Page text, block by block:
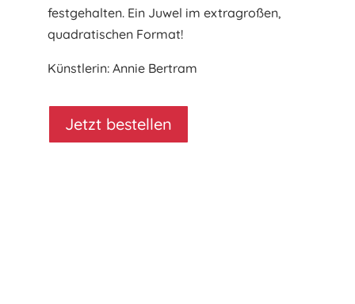
festgehalten. Ein Juwel im extragroßen,
quadratischen Format!
Künstlerin: Annie Bertram
Jetzt bestellen